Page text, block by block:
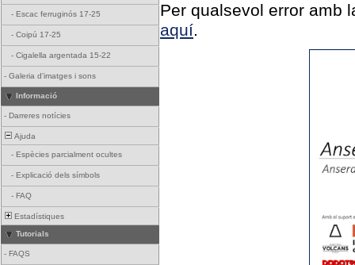
- Escac ferruginós 17-25
- Coipú 17-25
- Cigalella argentada 15-22
- Galeria d'imatges i sons
Informació
- Darreres notícies
Ajuda
- Espècies parcialment ocultes
- Explicació dels símbols
- FAQ
Estadístiques
Tutorials
- FAQS
Per qualsevol error amb
aquí.